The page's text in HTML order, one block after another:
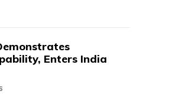
Enters India